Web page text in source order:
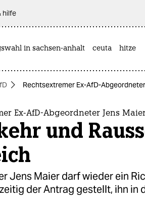
hilfe
in sachsen-anhalt ceuta hitze
Rechtsextremer Ex-AfD-
Ex-AfD-Abgeordneter Jens
und
Jens Maier darf wieder ein
der Antrag gestellt, ihn in